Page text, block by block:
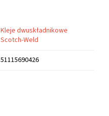
Kleje dwuskładnikowe
Scotch-Weld
51115690426